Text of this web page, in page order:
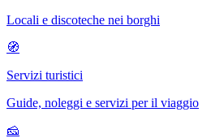
Locali e discoteche nei borghi
🧭
Servizi turistici
Guide, noleggi e servizi per il viaggio
🧀